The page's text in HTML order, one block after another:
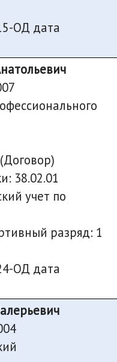
ОД дата
38.02.01
учет по
разряд: 1
ОД дата